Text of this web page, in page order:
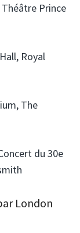
Prince
Royal
The
du 30e
London